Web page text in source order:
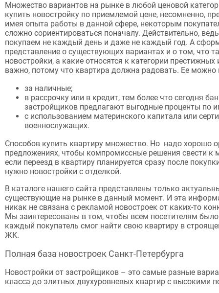
Множество вариантов на рынке в любой ценовой
купить новостройку по приемлемой цене, несомненно,
имея опыта работы в данной сфере, некоторым
сложно сориентироваться поначалу. Действительно,
покупаем не каждый день и даже не каждый год. А
представление о существующих вариантах и о том, что
новостройки, а какие относятся к категории престижных
важно, потому что квартира должна радовать. Ее можно
за наличные;
в рассрочку или в кредит, тем более что сегодня
застройщиков предлагают выгодные проценты по
с использованием материнского капитала или
военнослужащих.
Способов купить квартиру множество. Но надо хорошо
предложениях, чтобы компромиссные решения свести к
если переезд в квартиру планируется сразу после
нужно новостройки с отделкой.
В каталоге нашего сайта представлены только
существующие на рынке в данный момент. И эта
никак не связана с рекламой новостроек от каких-то
Мы заинтересованы в том, чтобы всем посетителям
каждый покупатель смог найти свою квартиру в
ЖК.
Полная база новостроек Санкт-Петербурга
Новостройки от застройщиков – это самые разные
класса до элитных двухуровневых квартир с высокими